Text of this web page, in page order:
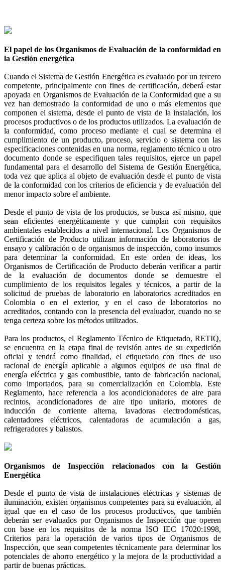
El papel de los Organismos de Evaluación de la conformidad en
la Gestión energética
Cuando el Sistema de Gestión Energética es evaluado por un tercero
competente, principalmente con fines de certificación, deberá estar
apoyada en Organismos de Evaluación de la Conformidad que a su
vez han demostrado la conformidad de uno o más elementos que
componen el sistema, desde el punto de vista de la instalación, los
procesos productivos o de los productos utilizados. La evaluación de
la conformidad, como proceso mediante el cual se determina el
cumplimiento de un producto, proceso, servicio o sistema con las
especificaciones contenidas en una norma, reglamento técnico u otro
documento donde se especifiquen tales requisitos, ejerce un papel
fundamental para el desarrollo del Sistema de Gestión Energética,
toda vez que aplica al objeto de evaluación desde el punto de vista
de la conformidad con los criterios de eficiencia y de evaluación del
menor impacto sobre el ambiente.
Desde el punto de vista de los productos, se busca así mismo, que
sean eficientes energéticamente y que cumplan con requisitos
ambientales establecidos a nivel internacional. Los Organismos de
Certificación de Producto utilizan información de laboratorios de
ensayo y calibración o de organismos de inspección, como insumos
para determinar la conformidad. En este orden de ideas, los
Organismos de Certificación de Producto deberán verificar a partir
de la evaluación de documentos donde se demuestre el
cumplimiento de los requisitos legales y técnicos, a partir de la
solicitud de pruebas de laboratorio en laboratorios acreditados en
Colombia o en el exterior, y en el caso de laboratorios no
acreditados, contando con la presencia del evaluador, cuando no se
tenga certeza sobre los métodos utilizados.
Para los productos, el Reglamento Técnico de Etiquetado, RETIQ,
se encuentra en la etapa final de revisión antes de su expedición
oficial y tendrá como finalidad, el etiquetado con fines de uso
racional de energía aplicable a algunos equipos de uso final de
energía eléctrica y gas combustible, tanto de fabricación nacional,
como importados, para su comercialización en Colombia. Este
Reglamento, hace referencia a los acondicionadores de aire para
recintos, acondicionadores de aire tipo unitario, motores de
inducción de corriente alterna, lavadoras electrodomésticas,
calentadores eléctricos, calentadoras de acumulación a gas,
refrigeradores y balastos.
Organismos de Inspección relacionados con la Gestión
Energética
Desde el punto de vista de instalaciones eléctricas y sistemas de
iluminación, existen organismos competentes para su evaluación, al
igual que en el caso de los procesos productivos, que también
deberán ser evaluados por Organismos de Inspección que operen
con base en los requisitos de la norma ISO IEC 17020:1998,
Criterios para la operación de varios tipos de Organismos de
Inspección, que sean competentes técnicamente para determinar los
potenciales de ahorro energético y la mejora de la productividad a
partir de buenas prácticas.